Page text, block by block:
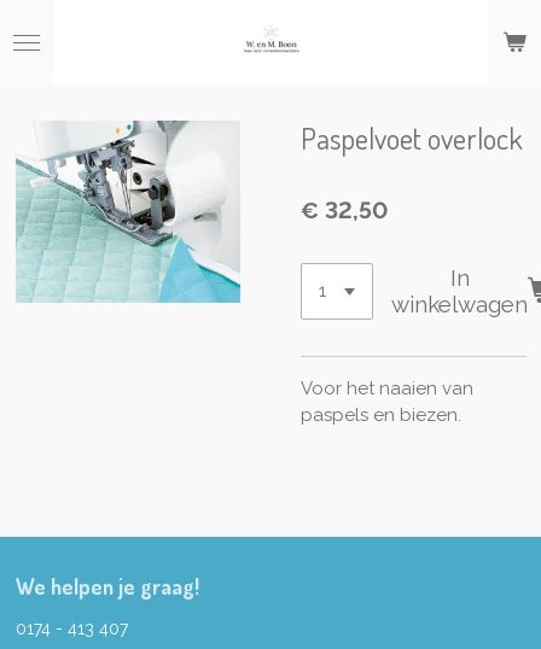
direct
hoofdinhoud
Paspelvoet overlock
€ 32,50
In
winkelwagen
Voor het naaien van
paspels en biezen.
We helpen je graag!
0174 - 413 407